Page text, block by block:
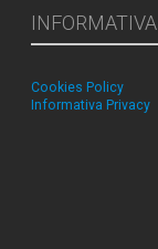
INFORMATIVA
Cookies Policy
Informativa Privacy